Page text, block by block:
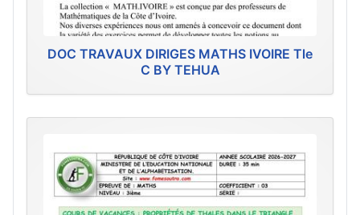
DOC TRAVAUX DIRIGES MATHS IVOIRE Tle
C BY TEHUA